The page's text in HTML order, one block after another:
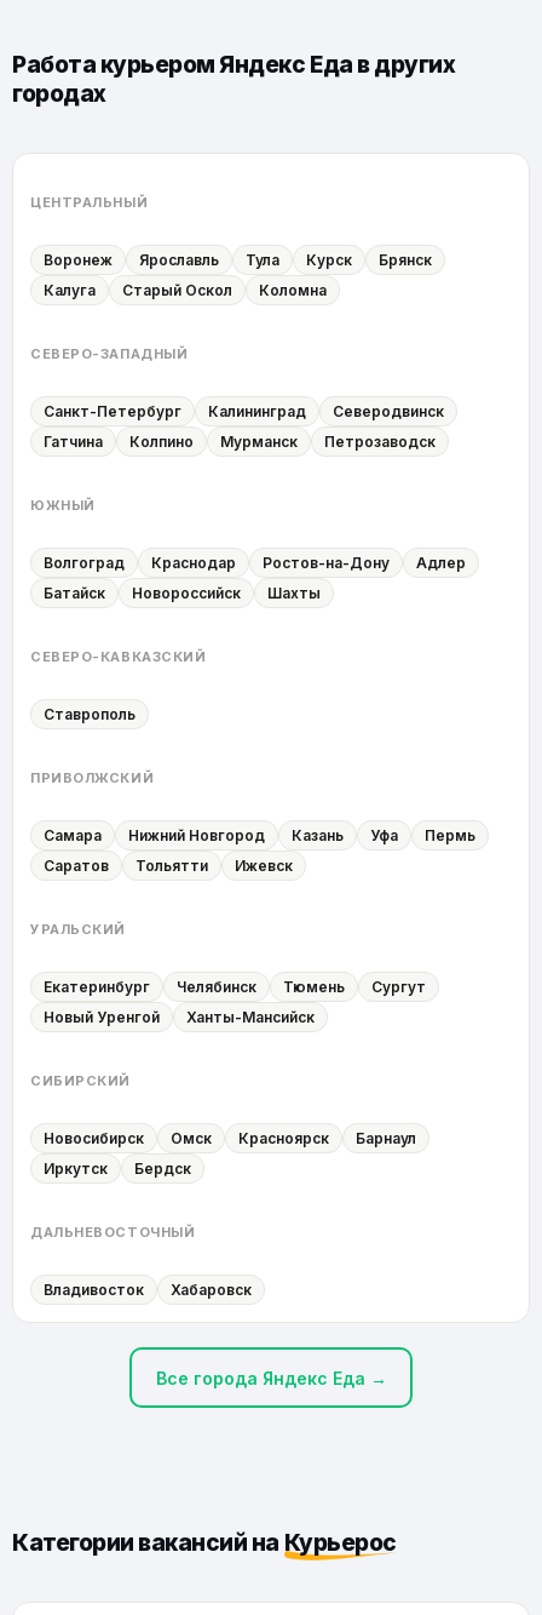
Работа курьером Яндекс Еда в других
городах
ЦЕНТРАЛЬНЫЙ
Воронеж Ярославль Тула Курск
Брянск
Калуга
Старый Оскол Коломна
СЕВЕРО-ЗАПАДНЫЙ
Санкт-Петербург Калининград
Северодвинск
Гатчина
Колпино Мурманск Петрозаводск
ЮЖНЫЙ
Волгоград Краснодар Ростов-на-Дону
Адлер
Батайск
Новороссийск Шахты
СЕВЕРО-КАВКАЗСКИЙ
Ставрополь
ПРИВОЛЖСКИЙ
Самара Нижний Новгород Казань Уфа
Пермь
Саратов
Тольятти Ижевск
УРАЛЬСКИЙ
Екатеринбург Челябинск Тюмень
Сургут
Новый Уренгой
Ханты-Мансийск
СИБИРСКИЙ
Новосибирск Омск Красноярск
Барнаул
Иркутск
Бердск
ДАЛЬНЕВОСТОЧНЫЙ
Владивосток Хабаровск
Все города Яндекс Еда →
Категории вакансий на Курьерос